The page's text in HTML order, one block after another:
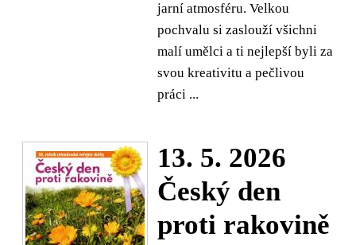
jarní atmosféru. Velkou
pochvalu si zaslouží všichni
malí umělci a ti nejlepší byli za
svou kreativitu a pečlivou
práci ...
13. 5. 2026
Český den
proti rakovině